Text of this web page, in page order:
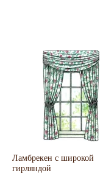
Ламбрекен с широкой
гирляндой